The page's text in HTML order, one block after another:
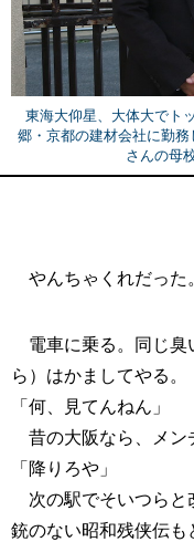
東海大仰星、大体大でト
郷・京都の建材会社に勤
さんの母
やんちゃくれだった
電車に乗る。同じ臭
ら）はかましてやる。
「何、見てんねん」
昔の大阪なら、メン
「降りろや」
次の駅でそいつらと
銃のない昭和残侠伝も